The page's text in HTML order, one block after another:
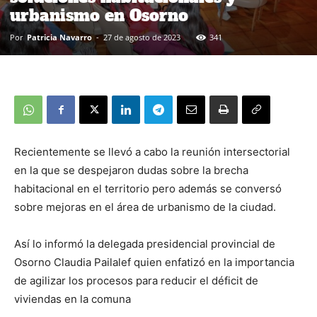
urbanismo en Osorno
Por Patricia Navarro - 27 de agosto de 2023 341
Recientemente se llevó a cabo la reunión intersectorial
en la que se despejaron dudas sobre la brecha
habitacional en el territorio pero además se conversó
sobre mejoras en el área de urbanismo de la ciudad.
Así lo informó la delegada presidencial provincial de
Osorno Claudia Pailalef quien enfatizó en la importancia
de agilizar los procesos para reducir el déficit de
viviendas en la comuna